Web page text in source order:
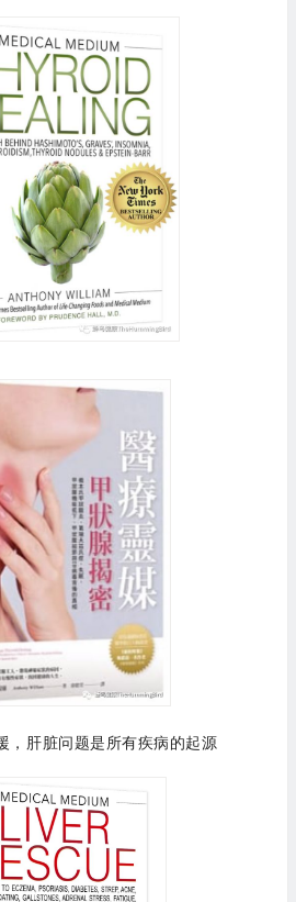
，肝脏问题是所有疾病的起源